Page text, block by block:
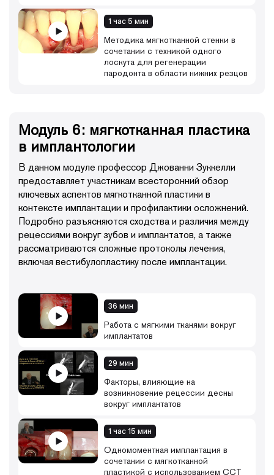
1 час 5 мин
Методика мягкотканной стенки в
сочетании с техникой одного
лоскута для регенерации
пародонта в области нижних резцов
Модуль 6: мягкотканная пластика
в имплантологии
В данном модуле профессор Джованни Зуккелли
предоставляет участникам всесторонний обзор
ключевых аспектов мягкотканной пластики в
контексте имплантации и профилактики осложнений.
Подробно разъясняются сходства и различия между
рецессиями вокруг зубов и имплантатов, а также
рассматриваются сложные протоколы лечения,
включая вестибулопластику после имплантации.
36 мин
Работа с мягкими тканями вокруг
имплантатов
29 мин
Факторы, влияющие на
возникновение рецессии десны
вокруг имплантатов
1 час 15 мин
Одномоментная имплантация в
сочетании с мягкотканной
пластикой с использованием ССТ